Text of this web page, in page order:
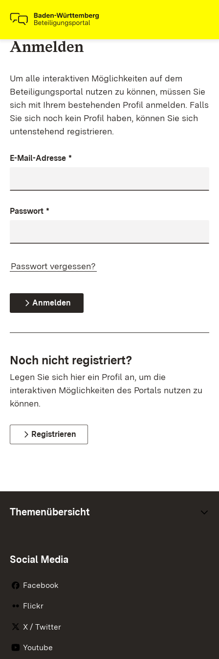
Anmelden
Um alle interaktiven Möglichkeiten auf dem
Beteiligungsportal nutzen zu können, müssen Sie
sich mit Ihrem bestehenden Profil anmelden. Falls
Sie sich noch kein Profil haben, können Sie sich
untenstehend registrieren.
E-Mail-Adresse *
Passwort *
Passwort vergessen?
Anmelden
Noch nicht registriert?
Legen Sie sich hier ein Profil an, um die
interaktiven Möglichkeiten des Portals nutzen zu
können.
Registrieren
Themenübersicht
Social Media
Facebook
Flickr
X / Twitter
Youtube